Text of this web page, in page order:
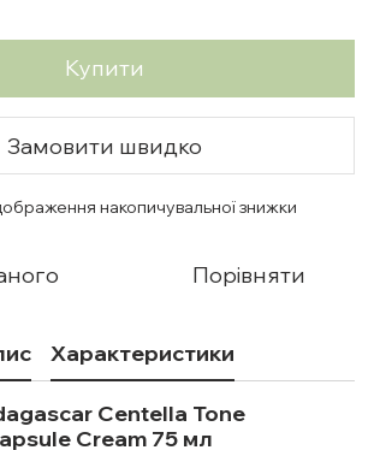
Купити
Замовити швидко
накопичувальної знижки
Порівняти
Характеристики
Centella Tone
Cream 75 мл